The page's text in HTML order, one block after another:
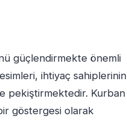
güçlendirmekte önemli
ihtiyaç sahiplerinin
pekiştirmektedir. Kurban
göstergesi olarak